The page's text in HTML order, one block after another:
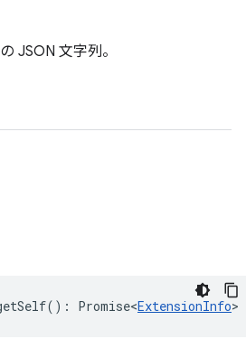
JSON 文字列。
() : Promise<ExtensionInfo>